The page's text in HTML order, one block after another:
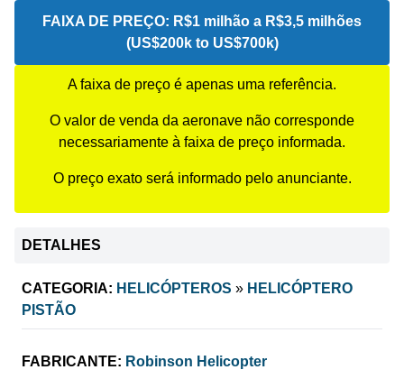
FAIXA DE PREÇO: R$1 milhão a R$3,5 milhões
(US$200k to US$700k)
A faixa de preço é apenas uma referência.
O valor de venda da aeronave não corresponde
necessariamente à faixa de preço informada.
O preço exato será informado pelo anunciante.
DETALHES
CATEGORIA: HELICÓPTEROS » HELICÓPTERO
PISTÃO
FABRICANTE: Robinson Helicopter